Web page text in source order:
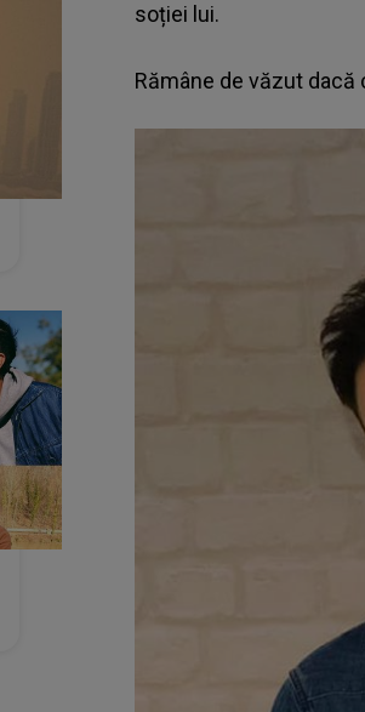
soției lui.
Rămâne de văzut